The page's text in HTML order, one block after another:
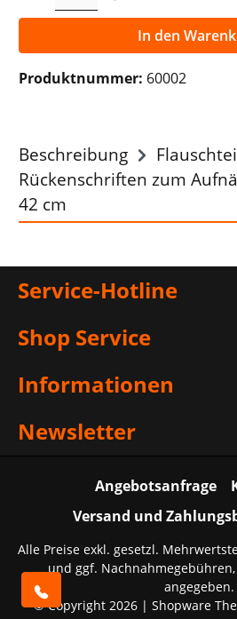
In den
Produktnummer: 60002
Beschreibung
Rückenschriften zum
42 cm
Service-Hotline
Shop Service
Informationen
Newsletter
Angebotsanfrage
Versand und
Alle Preise exkl. gesetzl.
und ggf.
angegeben.
© Copyright 2026 | Shopware